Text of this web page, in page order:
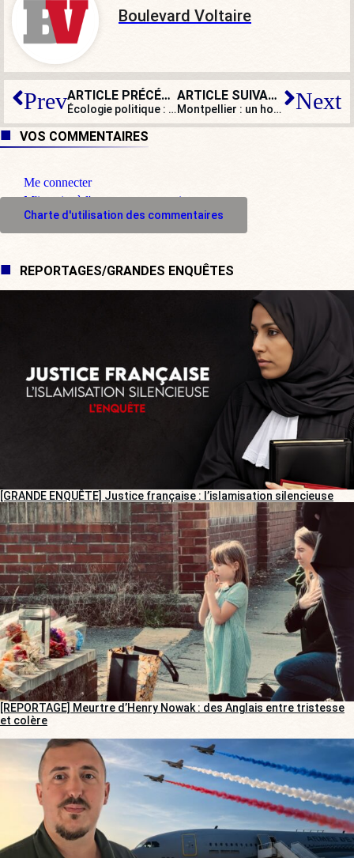
Boulevard Voltaire
Prev ARTICLE PRÉCÉDENT
Écologie politique : le vent serait-il en train de tourner ?
ARTICLE SUIVANT
Montpellier : un homme égorgé près de l’église Saint-Roch, son pronostic vital est engagé Next
VOS COMMENTAIRES
Me connecter
M'inscrire à l'espace commentaire
Charte d'utilisation des commentaires
REPORTAGES/GRANDES ENQUÊTES
[GRANDE ENQUÊTE] Justice française : l’islamisation silencieuse
[REPORTAGE] Meurtre d’Henry Nowak : des Anglais entre tristesse
et colère